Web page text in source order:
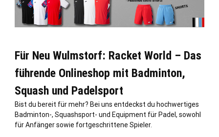
Für Neu Wulmstorf: Racket World – Das
führende Onlineshop mit Badminton,
Squash und Padelsport
Bist du bereit für mehr? Bei uns entdeckst du hochwertiges
Badminton-, Squashsport- und Equipment für Padel, sowohl
für Anfänger sowie fortgeschrittene Spieler.